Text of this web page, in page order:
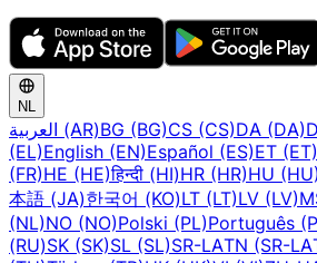
NL
العربية (AR)BG (BG)CS (CS)DA (DA)
(EL)English (EN)Español (ES)ET (ET)
(FR)HE (HE)हिन्दी (HI)HR (HR)HU (HU)
本語 (JA)한국어 (KO)LT (LT)LV (LV)
(NL)NO (NO)Polski (PL)Português
(RU)SK (SK)SL (SL)SR-LATN (SR-